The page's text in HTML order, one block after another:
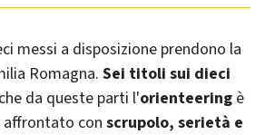
Romagna. Sei titoli sui dieci
da queste parti l'orienteering è
affrontato con scrupolo, serietà e